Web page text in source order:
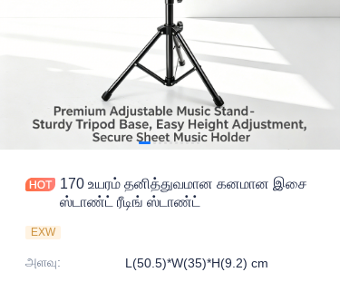
170 உயரம் தனித்துவமான கனமான இசை
ஸ்டாண்ட் ரீடிங் ஸ்டாண்ட்
EXW
அளவு:
L(50.5)*W(35)*H(9.2) cm